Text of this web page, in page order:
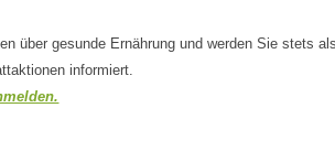
über gesunde Ernährung und werden Sie stets
informiert.